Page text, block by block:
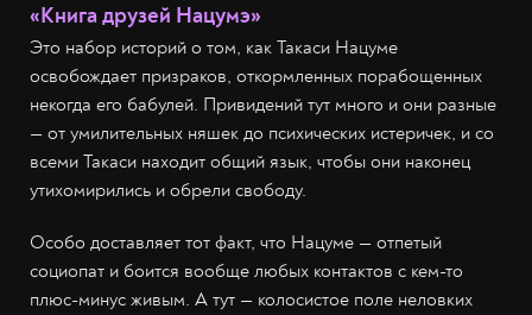
«Книга друзей Нацумэ»
Это набор историй о том, как Такаси Нацуме
освобождает призраков, откормленных порабощенных
некогда его бабулей. Привидений тут много и они разные
— от умилительных няшек до психических истеричек, и со
всеми Такаси находит общий язык, чтобы они наконец
утихомирились и обрели свободу.
Особо доставляет тот факт, что Нацуме — отпетый
социопат и боится вообще любых контактов с кем-то
плюс-минус живым. А тут — колосистое поле неловких